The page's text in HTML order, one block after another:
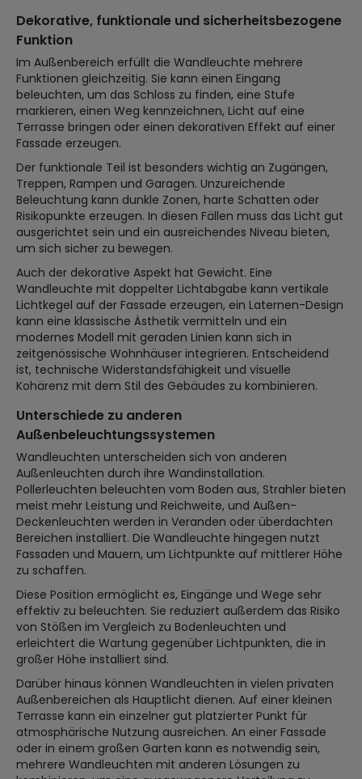
Dekorative, funktionale und sicherheitsbezogene
Funktion
Im Außenbereich erfüllt die Wandleuchte mehrere
Funktionen gleichzeitig. Sie kann einen Eingang
beleuchten, um das Schloss zu finden, eine Stufe
markieren, einen Weg kennzeichnen, Licht auf eine
Terrasse bringen oder einen dekorativen Effekt auf einer
Fassade erzeugen.
Der funktionale Teil ist besonders wichtig an Zugängen,
Treppen, Rampen und Garagen. Unzureichende
Beleuchtung kann dunkle Zonen, harte Schatten oder
Risikopunkte erzeugen. In diesen Fällen muss das Licht gut
ausgerichtet sein und ein ausreichendes Niveau bieten,
um sich sicher zu bewegen.
Auch der dekorative Aspekt hat Gewicht. Eine
Wandleuchte mit doppelter Lichtabgabe kann vertikale
Lichtkegel auf der Fassade erzeugen, ein Laternen-Design
kann eine klassische Ästhetik vermitteln und ein
modernes Modell mit geraden Linien kann sich in
zeitgenössische Wohnhäuser integrieren. Entscheidend
ist, technische Widerstandsfähigkeit und visuelle
Kohärenz mit dem Stil des Gebäudes zu kombinieren.
Unterschiede zu anderen
Außenbeleuchtungssystemen
Wandleuchten unterscheiden sich von anderen
Außenleuchten durch ihre Wandinstallation.
Pollerleuchten beleuchten vom Boden aus, Strahler bieten
meist mehr Leistung und Reichweite, und Außen-
Deckenleuchten werden in Veranden oder überdachten
Bereichen installiert. Die Wandleuchte hingegen nutzt
Fassaden und Mauern, um Lichtpunkte auf mittlerer Höhe
zu schaffen.
Diese Position ermöglicht es, Eingänge und Wege sehr
effektiv zu beleuchten. Sie reduziert außerdem das Risiko
von Stößen im Vergleich zu Bodenleuchten und
erleichtert die Wartung gegenüber Lichtpunkten, die in
großer Höhe installiert sind.
Darüber hinaus können Wandleuchten in vielen privaten
Außenbereichen als Hauptlicht dienen. Auf einer kleinen
Terrasse kann ein einzelner gut platzierter Punkt für
atmosphärische Nutzung ausreichen. An einer Fassade
oder in einem großen Garten kann es notwendig sein,
mehrere Wandleuchten mit anderen Lösungen zu